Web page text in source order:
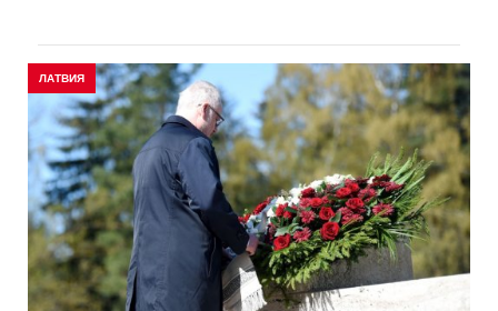
ЛАТВИЯ